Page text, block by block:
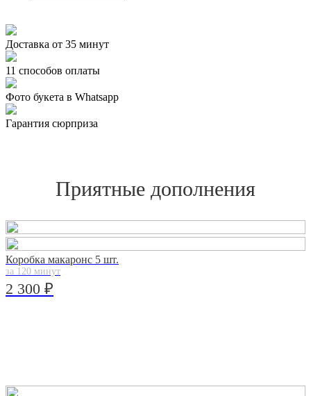
Доставка от 35 минут
11 способов оплаты
Фото букета в Whatsapp
Гарантия сюрприза
Приятные дополнения
Коробка макаронс 5 шт.
за 120 минут
2 300 ₽